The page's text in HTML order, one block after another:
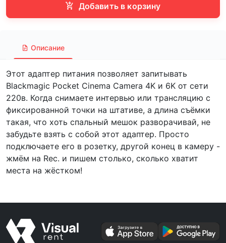
Добавить в корзину
Описание
Этот адаптер питания позволяет запитывать
Blackmagic Pocket Cinema Camera 4K и 6K от сети
220в. Когда снимаете интервью или трансляцию с
фиксированной точки на штативе, а длина съёмки
такая, что хоть спальный мешок разворачивай, не
забудьте взять с собой этот адаптер. Просто
подключаете его в розетку, другой конец в камеру -
жмём на Rec. и пишем столько, сколько хватит
места на жёстком!